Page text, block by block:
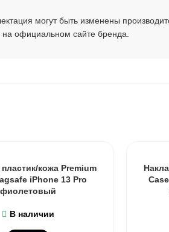
могут быть изменены
на официальном сайте бренда.
кожа Premium
iPhone 13 Pro
фиолетовый
В наличии